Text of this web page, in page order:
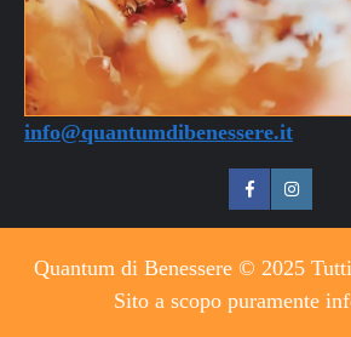
info@quantumdibenessere.it
QdB QdB
Quantum di Benessere © 2025
Sito a scopo puramente